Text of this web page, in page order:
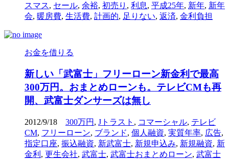
スマス, セール, 余裕, 初売り , 利息, 平成25年, 新年, 新年
会, 暖房費, 生活費, 計画的, 足りない, 返済, 金利負担
お金を借りる
新しい「武富士」フリーローン新金利で最高
300万円。おまとめローンも。テレビCMも再
開、武富士ダンサーズは無し
2012/9/18 300万円 , Jトラスト , コマーシャル, テレビ
CM, フリーローン, ブランド, 個人融資, 実質年率, 広告,
指定口座, 振込融資, 新武富士, 新規申込み, 新規融資, 新
金利 , 更生会社, 武富士, 武富士おまとめローン, 武富士